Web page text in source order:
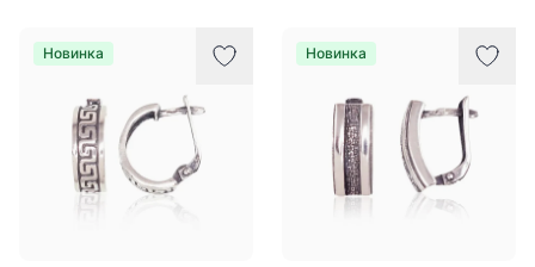
Новинка Новинка